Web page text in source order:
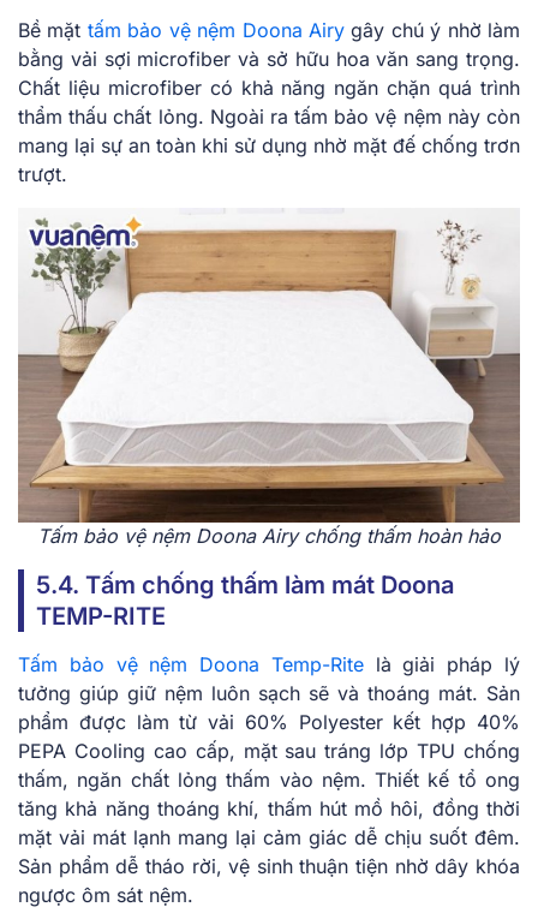
Bề mặt tấm bảo vệ nệm Doona Airygây chú ý nhờ làm
bằng vải sợi microfiber và sở hữu hoa văn sang trọng.
Chất liệu microfiber có khả năng ngăn chặn quá trình
thẩm thấu chất lỏng. Ngoài ra tấm bảo vệ nệm này còn
mang lại sự an toàn khi sử dụng nhờ mặt đế chống trơn
trượt.
Tấm bảo vệ nệm Doona Airy chống thấm hoàn hảo
5.4. Tấm chống thấm làm mát Doona
TEMP-RITE
Tấm bảo vệ nệm Doona Temp-Ritelà giải pháp lý
tưởng giúp giữ nệm luôn sạch sẽ và thoáng mát. Sản
phẩm được làm từ vải 60% Polyester kết hợp 40%
PEPA Cooling cao cấp, mặt sau tráng lớp TPU chống
thấm, ngăn chất lỏng thấm vào nệm. Thiết kế tổ ong
tăng khả năng thoáng khí, thấm hút mồ hôi, đồng thời
mặt vải mát lạnh mang lại cảm giác dễ chịu suốt đêm.
Sản phẩm dễ tháo rời, vệ sinh thuận tiện nhờ dây khóa
ngược ôm sát nệm.